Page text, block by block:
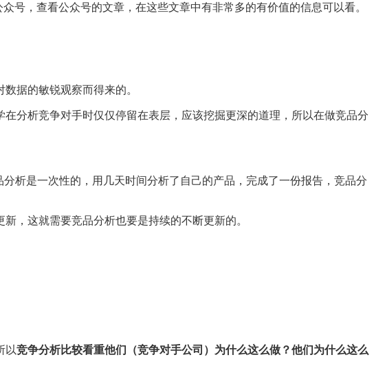
号，查看公众号的文章，在这些文章中有非常多的有价值的信息可以看。
据的敏锐观察而得来的。
分析竞争对手时仅仅停留在表层，应该挖掘更深的道理，所以在做竞品分
析是一次性的，用几天时间分析了自己的产品，完成了一份报告，竞品分
，这就需要竞品分析也要是持续的不断更新的。
以竞争分析比较看重他们（竞争对手公司）为什么这么做？他们为什么这么